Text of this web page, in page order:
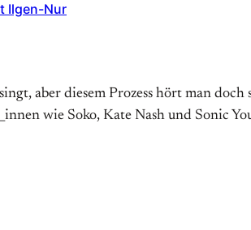
Ilgen-Nur
aber diesem Prozess hört man
wie Soko, Kate Nash und Sonic